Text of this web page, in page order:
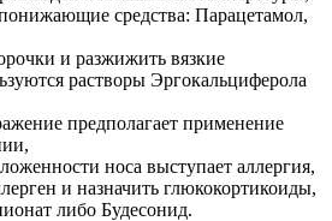
средства: Парацетамол,
и разжижить вязкие
растворы Эргокальциферола
предполагает применение
носа выступает аллергия,
и назначить глюкокортикоиды,
либо Будесонид.